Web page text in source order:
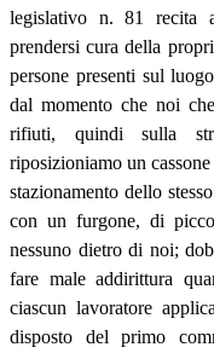
legislativo n. 81 recita
prendersi cura della
persone presenti sul
dal momento che noi
rifiuti, quindi sulla
riposizioniamo un
stazionamento dello
con un furgone, di
nessuno dietro di noi;
fare male addirittura
ciascun lavoratore
disposto del primo